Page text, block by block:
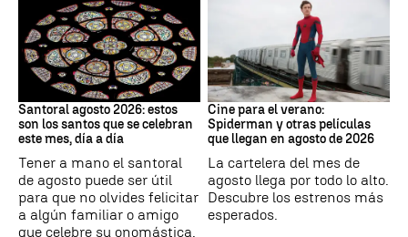
Santoral
Santoral agosto 2026: estos
son los santos que se celebran
este mes, día a día
Tener a mano el santoral
de agosto puede ser útil
para que no olvides felicitar
a algún familiar o amigo
que celebre su onomástica.
Cine
Cine para el verano:
Spiderman y otras películas
que llegan en agosto de 2026
La cartelera del mes de
agosto llega por todo lo alto.
Descubre los estrenos más
esperados.